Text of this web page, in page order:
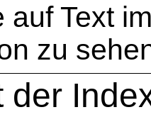
auf Text
zu
der